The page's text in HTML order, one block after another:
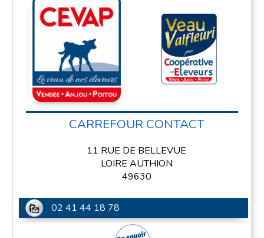
CARREFOUR CONTACT
11 RUE DE BELLEVUE
LOIRE AUTHION
49630
02 41 44 18 78